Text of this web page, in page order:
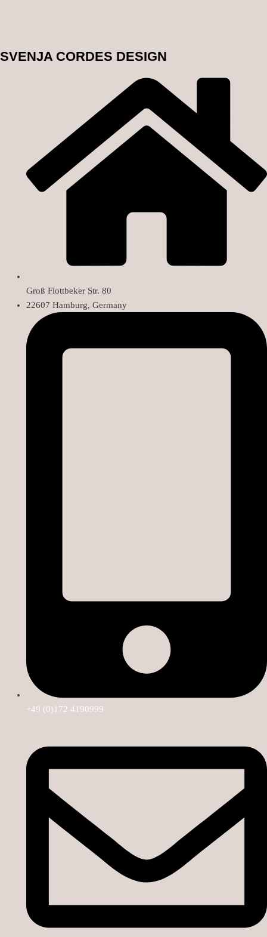
SVENJA CORDES DESIGN
Groß Flottbeker Str. 80
22607 Hamburg, Germany
+49 (0)172 4190999